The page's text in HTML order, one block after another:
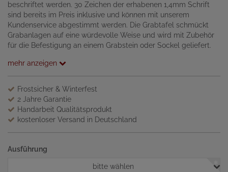
beschriftet werden. 30 Zeichen der erhabenen 1,4mm Schrift
sind bereits im Preis inklusive und können mit unserem
Kundenservice abgestimmt werden. Die Grabtafel schmückt
Grabanlagen auf eine würdevolle Weise und wird mit Zubehör
für die Befestigung an einem Grabstein oder Sockel geliefert.
mehr anzeigen
Frostsicher & Winterfest
2 Jahre Garantie
Handarbeit Qualitätsprodukt
kostenloser Versand in Deutschland
Ausführung
bitte wählen